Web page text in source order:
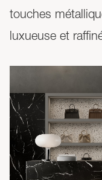
touches
luxueuse et